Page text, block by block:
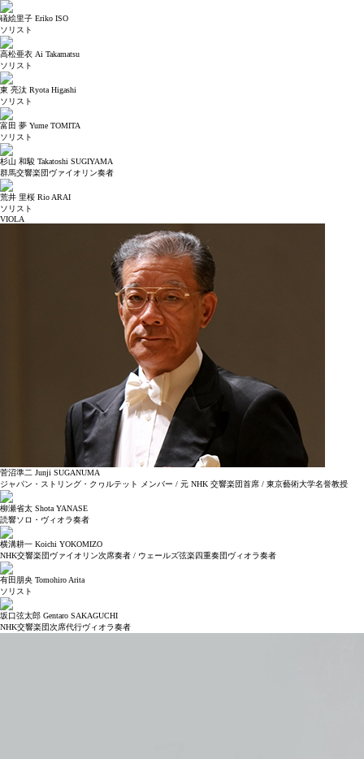
礒絵里子 Eriko ISO
ソリスト
高松亜衣 Ai Takamatsu
ソリスト
東 亮汰 Ryota Higashi
ソリスト
富田 夢 Yume TOMITA
ソリスト
杉山 和駿 Takatoshi SUGIYAMA
群馬交響楽団ヴァイオリン奏者
荒井 里桜 Rio ARAI
ソリスト
VIOLA
菅沼準二 Junji SUGANUMA
ジャパン・ストリング・クヮルテット メンバー / 元 NHK 交響楽団首席 / 東京藝術大学名誉教授
柳瀬省太 Shota YANASE
読響ソロ・ヴィオラ奏者
横溝耕一 Koichi YOKOMIZO
NHK交響楽団ヴァイオリン次席奏者 / ウェールズ弦楽四重奏団ヴィオラ奏者
有田朋央 Tomohiro Arita
ソリスト
坂口弦太郎 Gentaro SAKAGUCHI
NHK交響楽団次席代行ヴィオラ奏者